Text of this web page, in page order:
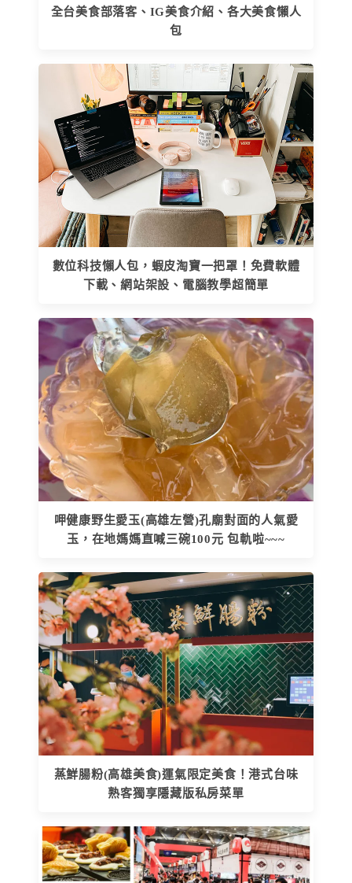
全台美食部落客、IG美食介紹、各大美食懶人
包
數位科技懶人包，蝦皮淘寶一把罩！免費軟體
下載、網站架設、電腦教學超簡單
呷健康野生愛玉(高雄左營)孔廟對面的人氣愛
玉，在地媽媽直喊三碗100元 包軌啦~~~
蒸鮮腸粉(高雄美食)運氣限定美食！港式台味
熟客獨享隱藏版私房菜單